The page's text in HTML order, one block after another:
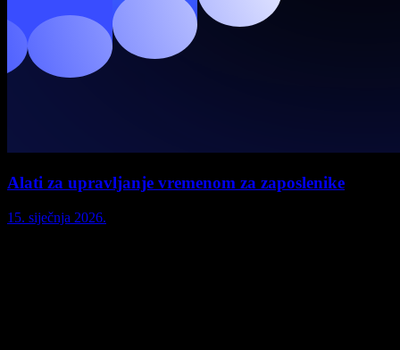
Alati za upravljanje vremenom za zaposlenike
15. siječnja 2026.